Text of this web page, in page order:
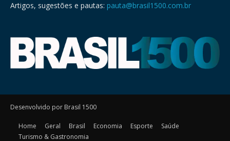
Artigos, sugestões e pautas: pauta@brasil1500.com.br
Desenvolvido por Brasil 1500
Home Geral Brasil Economia Esporte
Saúde
Turismo & Gastronomia